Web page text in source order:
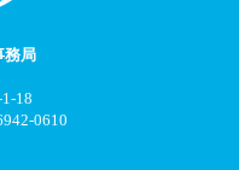
務局
18
0610